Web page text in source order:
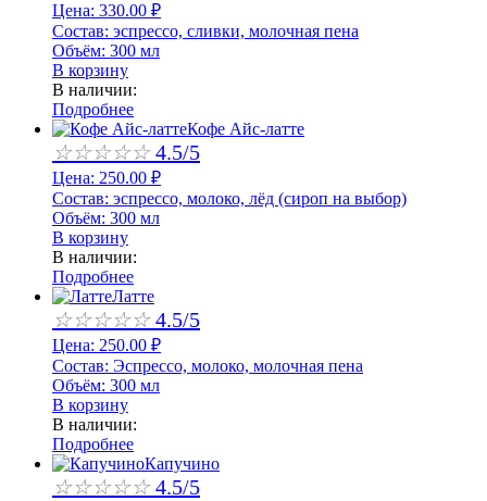
Цена: 330.00 ₽
Состав: эспрессо, сливки, молочная пена
Объём: 300 мл
В корзину
В наличии:
Подробнее
Кофе Айс-латте
☆☆☆☆☆ 4.5/5
Цена: 250.00 ₽
Состав: эспрессо, молоко, лёд (сироп на выбор)
Объём: 300 мл
В корзину
В наличии:
Подробнее
Латте
☆☆☆☆☆ 4.5/5
Цена: 250.00 ₽
Состав: Эспрессо, молоко, молочная пена
Объём: 300 мл
В корзину
В наличии:
Подробнее
Капучино
☆☆☆☆☆ 4.5/5